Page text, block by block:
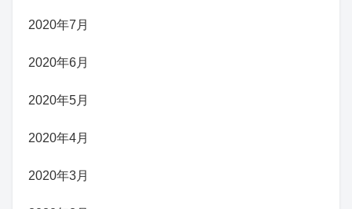
2020年7月
2020年6月
2020年5月
2020年4月
2020年3月